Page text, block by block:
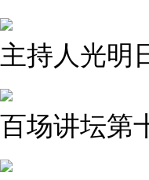
主持人光明
百场讲坛第